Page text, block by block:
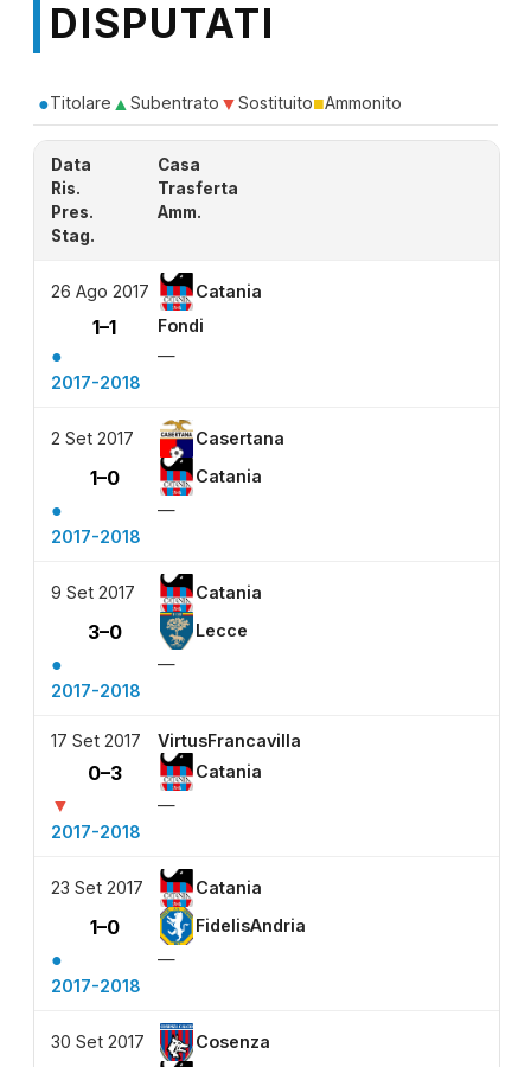
DISPUTATI
●Titolare ▲ Subentrato ▼Sostituito■Ammonito
Data
Casa
Ris.
Trasferta
Pres.
Amm.
Stag.
26 Ago 2017 Catania
1–1 Fondi
●
—
2017-2018
2 Set 2017 Casertana
1–0 Catania
●
—
2017-2018
9 Set 2017 Catania
3–0 Lecce
●
—
2017-2018
17 Set 2017 VirtusFrancavilla
0–3 Catania
▼
—
2017-2018
23 Set 2017 Catania
1–0 FidelisAndria
●
—
2017-2018
30 Set 2017 Cosenza